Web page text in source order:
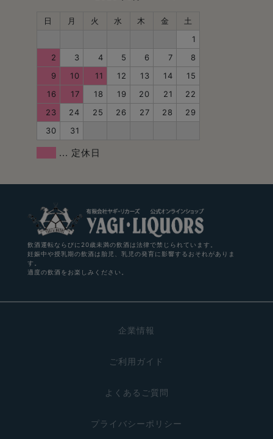
日 月 火 水 木 金
土
1
2
3 4 5 6 7
8
9
10 11 12 13 14
15
16
17 18 19 20 21
22
23
24 25 26 27 28
29
30
31
... 定休日
飲酒運転ならびに20歳未満の飲酒は法律で禁じられています。
妊娠中や授乳期の飲酒は胎児、乳児の発育に影響するおそれがありま
す。
適度の飲酒をお楽しみください。
企業情報
ご利用ガイド
よくあるご質問
プライバシーポリシー